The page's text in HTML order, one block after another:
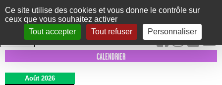
Panneau de gestion des cookies
Ce site utilise des cookies et vous donne le contrôle sur
ceux que vous souhaitez activer
Tout accepter
Tout refuser Personnaliser
Le Marni
CONCERTS DANSE/CIRQUE THÉÂTRE KIDS EXPOS EVENTS
INTRA MUROS
CALENDRIER
Août 2026